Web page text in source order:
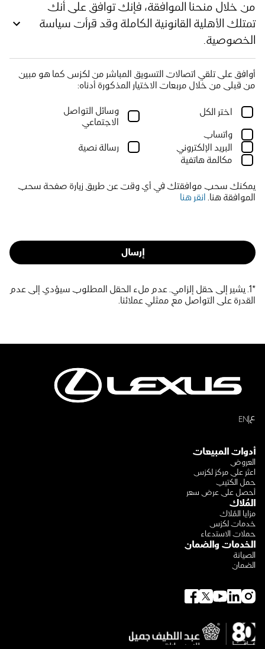
من خلال منحنا الموافقة، فإنك توافق على أنك
تمتلك الأهلية القانونية الكاملة وقد قرأت سياسة
الخصوصية.
من قبلي من خلال مربعات الاختيار المذكورة أدناه:
اختر الكل
الاجتماعي
واتساب
البريد الإلكتروني
رسالة نصية
مكالمة هاتفية
يمكنك سحب موافقتك في أي وقت عن طريق زيارة صفحة سحب
الموافقة هنا. انقر هنا
إرسال
*1. يشير إلى حقل إلزامي. عدم ملء الحقل المطلوب سيؤدي إلى عدم
القدرة على التواصل مع ممثلي عملائنا.
ع EN
أدوات المبيعات
العروض
اعثر على مركز لكزس
حمل الكتيب
أحصل على عرض سعر
المُلاك
مزايا المُلاك
خدمات لكزس
حملات الاستدعاء
الخدمات والضمان
الصيانة
الضمان